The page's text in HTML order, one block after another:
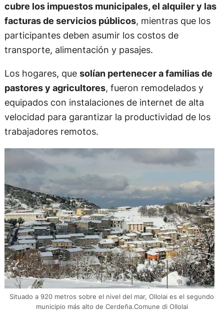
cubre los impuestos municipales, el alquiler y las
facturas de servicios públicos, mientras que los
participantes deben asumir los costos de
transporte, alimentación y pasajes.
Los hogares, que solían pertenecer a familias de
pastores y agricultores, fueron remodelados y
equipados con instalaciones de internet de alta
velocidad para garantizar la productividad de los
trabajadores remotos.
Situado a 920 metros sobre el nivel del mar, Ollolai es el segundo
municipio más alto de Cerdeña.Comune di Ollolai